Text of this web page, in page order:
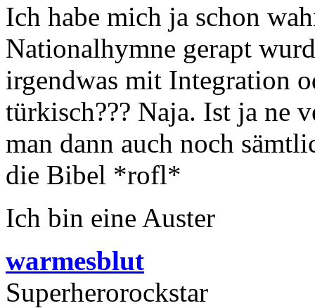
Ich habe mich ja schon
Nationalhymne gerapt
irgendwas mit Integration
türkisch??? Naja. Ist ja ne
man dann auch noch
die Bibel *rofl*
Ich bin eine Auster
warmesblut
Superherorockstar